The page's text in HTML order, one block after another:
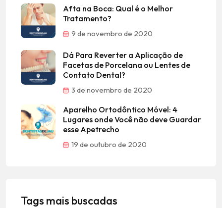
Afta na Boca: Qual é o Melhor
Tratamento?
9 de novembro de 2020
Dá Para Reverter a Aplicação de
Facetas de Porcelana ou Lentes de
Contato Dental?
3 de novembro de 2020
Aparelho Ortodôntico Móvel: 4
Lugares onde Você não deve Guardar
esse Apetrecho
19 de outubro de 2020
Tags mais buscadas